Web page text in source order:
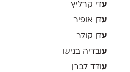
עדי קרליץ
עדן אופיר
עדן קולר
עובדיה בנישו
ע ודד לברן